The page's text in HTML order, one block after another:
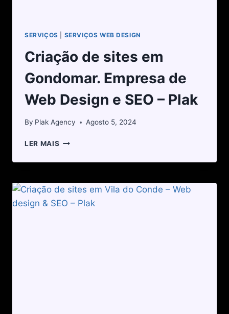
SERVIÇOS SERVIÇOS WEB DESIGN
Criação de sites em
Gondomar. Empresa de
Web Design e SEO – Plak
By Plak Agency Agosto 5, 2024
LER MAIS